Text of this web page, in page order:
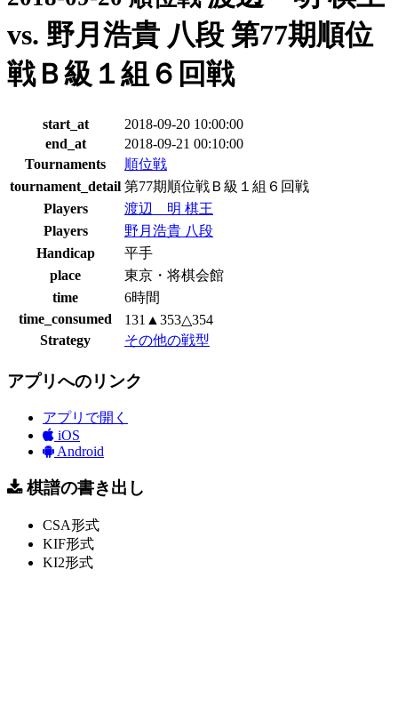
vs. 野月浩貴 八段 第77期順位
戦Ｂ級１組６回戦
start_at
2018-09-20 10:00:00
end_at
2018-09-21 00:10:00
Tournaments
順位戦
tournament_detail 第77期順位戦Ｂ級１組６回戦
Players
渡辺 明 棋王
Players
野月浩貴 八段
Handicap
平手
place
東京・将棋会館
time
6時間
time_consumed
131▲353△354
Strategy
その他の戦型
アプリへのリンク
アプリで開く
iOS
Android
棋譜の書き出し
CSA形式
KIF形式
KI2形式